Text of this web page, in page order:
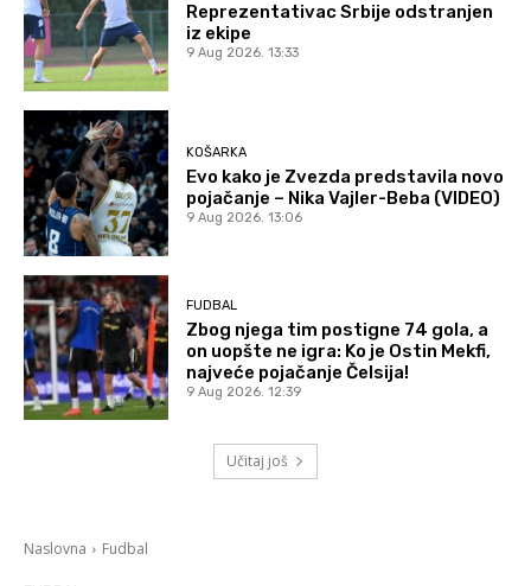
Reprezentativac Srbije odstranjen
iz ekipe
9 Aug 2026. 13:33
KOŠARKA
Evo kako je Zvezda predstavila novo
pojačanje – Nika Vajler-Beba (VIDEO)
9 Aug 2026. 13:06
FUDBAL
Zbog njega tim postigne 74 gola, a
on uopšte ne igra: Ko je Ostin Mekfi,
najveće pojačanje Čelsija!
9 Aug 2026. 12:39
Učitaj još